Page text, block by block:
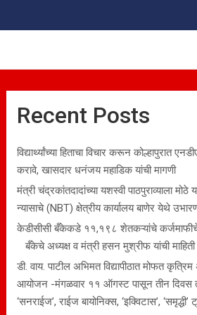
Recent Posts
विद्यार्थ्यांच्या हिताचा विचार करून कोल्हापुरात
करावे, खासदार धनंजय महाडिक यांची मागणी
मंत्री चंद्रकांतदादांच्या यशस्वी पाठपुराव्याला
न्यासाचे (NBT) क्षेत्रीय कार्यालय बाणेर येथे
केडीसीसी बँकेकडे ११,१९८ शेतकऱ्यांचे
बँकेचे अध्यक्ष व मंत्री हसन मुश्रीफ यांची माहिती
डी. वाय. पाटील अभिमत विद्यापीठात मोफत
आयोजन -मंगळवार ११ ऑगस्ट पासून तीन दिवस
‘सनराईज’, राईज बायोनिक्स, ‘इक्विटास’,